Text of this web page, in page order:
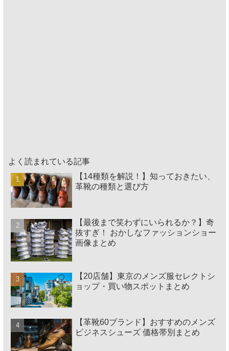
よく読まれている記事
【14種類を解説！】知っておきたい、
革靴の種類と選び方
【最後まで笑わずにいられるか？】奇
抜すぎ！ おかしなファッションショー
画像まとめ
【20店舗】東京のメンズ服セレクトシ
ョップ・買い物スポットまとめ
【革靴60ブランド】おすすめのメンズ
ビジネスシューズ 価格帯別まとめ